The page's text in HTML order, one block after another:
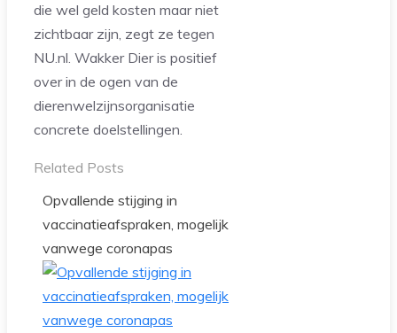
die wel geld kosten maar niet
zichtbaar zijn, zegt ze tegen
NU.nl. Wakker Dier is positief
over in de ogen van de
dierenwelzijnsorganisatie
concrete doelstellingen.
Related Posts
Opvallende stijging in
vaccinatieafspraken, mogelijk
vanwege coronapas